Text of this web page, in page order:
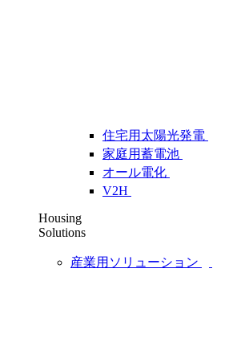
住宅用太陽光発電
家庭用蓄電池
オール電化
V2H
Housing
Solutions
産業用ソリューション